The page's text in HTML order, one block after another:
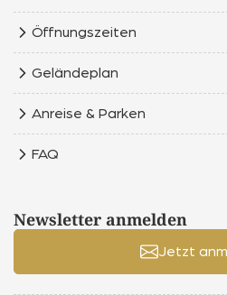
Öffnungszeiten
Geländeplan
Anreise & Parken
FAQ
Newsletter anmelden
Jetzt